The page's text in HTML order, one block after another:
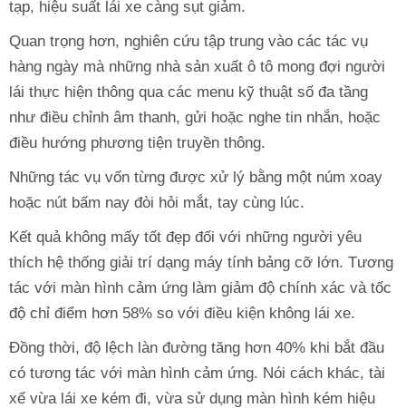
tạp, hiệu suất lái xe càng sụt giảm.
Quan trọng hơn, nghiên cứu tập trung vào các tác vụ
hàng ngày mà những nhà sản xuất ô tô mong đợi người
lái thực hiện thông qua các menu kỹ thuật số đa tầng
như điều chỉnh âm thanh, gửi hoặc nghe tin nhắn, hoặc
điều hướng phương tiện truyền thông.
Những tác vụ vốn từng được xử lý bằng một núm xoay
hoặc nút bấm nay đòi hỏi mắt, tay cùng lúc.
Kết quả không mấy tốt đẹp đối với những người yêu
thích hệ thống giải trí dạng máy tính bảng cỡ lớn. Tương
tác với màn hình cảm ứng làm giảm độ chính xác và tốc
độ chỉ điểm hơn 58% so với điều kiện không lái xe.
Đồng thời, độ lệch làn đường tăng hơn 40% khi bắt đầu
có tương tác với màn hình cảm ứng. Nói cách khác, tài
xế vừa lái xe kém đi, vừa sử dụng màn hình kém hiệu